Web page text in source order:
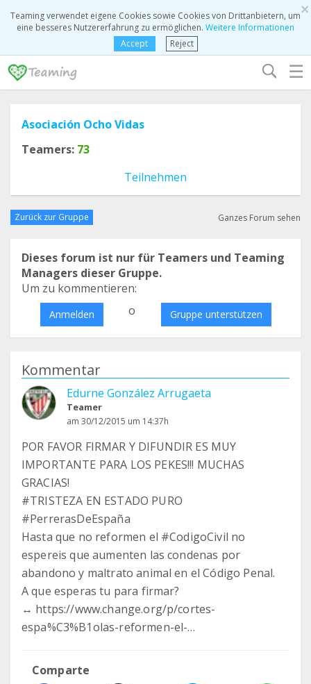
×
Teaming verwendet eigene Cookies sowie Cookies von Drittanbietern, um
eine besseres Nutzererfahrung zu ermöglichen. Weitere Informationen
Accept
Reject
☰
Asociación Ocho Vidas
Teamers: 73
Teilnehmen
Zurück zur Gruppe Ganzes Forum sehen
Dieses forum ist nur für Teamers und Teaming
Managers dieser Gruppe.
Um zu kommentieren:
Anmelden o Gruppe unterstützen
Kommentar
Edurne González Arrugaeta
Teamer
am 30/12/2015 um 14:37h
POR FAVOR FIRMAR Y DIFUNDIR ES MUY
IMPORTANTE PARA LOS PEKES!!! MUCHAS
GRACIAS!
‪#‎TRISTEZA‬ EN ESTADO PURO
‪#‎PerrerasDeEspaña‬
Hasta que no reformen el ‪#‎CodigoCivil‬ no
espereis que aumenten las condenas por
abandono y maltrato animal en el Código Penal.
A que esperas tu para firmar?
↔ https://www.change.org/p/cortes-
espa%C3%B1olas-reformen-el-…
Comparte